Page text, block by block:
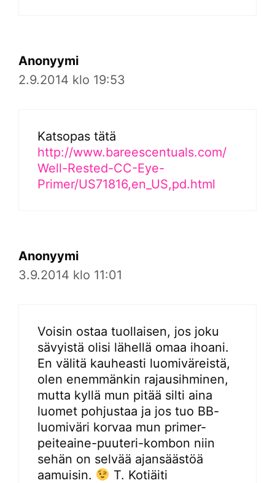
Anonyymi
2.9.2014 klo 19:53
Katsopas tätä
http://www.bareescentuals.com/
Well-Rested-CC-Eye-
Primer/US71816,en_US,pd.html
Anonyymi
3.9.2014 klo 11:01
Voisin ostaa tuollaisen, jos joku
sävyistä olisi lähellä omaa ihoani.
En välitä kauheasti luomiväreistä,
olen enemmänkin rajausihminen,
mutta kyllä mun pitää silti aina
luomet pohjustaa ja jos tuo BB-
luomiväri korvaa mun primer-
peiteaine-puuteri-kombon niin
sehän on selvää ajansäästöä
aamuisin.
T. Kotiäiti